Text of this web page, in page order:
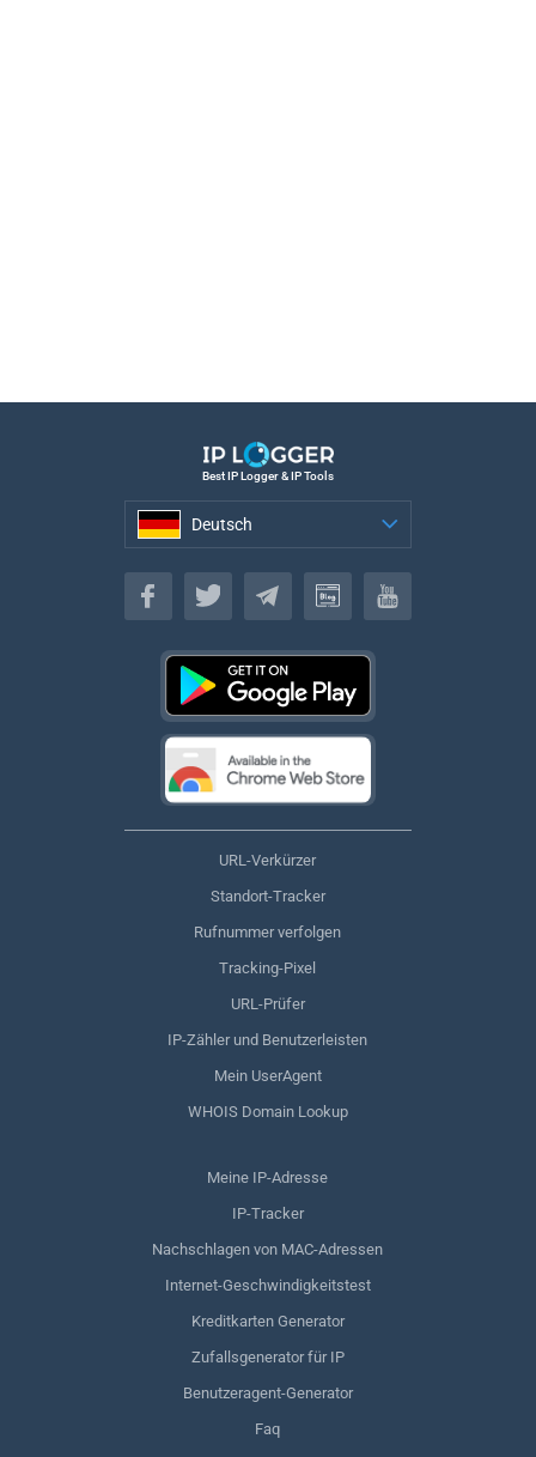
Best IP Logger & IP Tools
Deutsch
Deutsch
URL-Verkürzer
Standort-Tracker
Rufnummer verfolgen
Tracking-Pixel
URL-Prüfer
IP-Zähler und Benutzerleisten
Mein UserAgent
WHOIS Domain Lookup
Meine IP-Adresse
IP-Tracker
Nachschlagen von MAC-Adressen
Internet-Geschwindigkeitstest
Kreditkarten Generator
Zufallsgenerator für IP
Benutzeragent-Generator
Faq